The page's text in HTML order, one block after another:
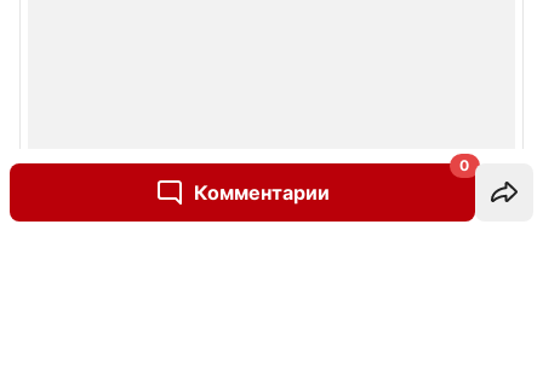
Комментарии
0